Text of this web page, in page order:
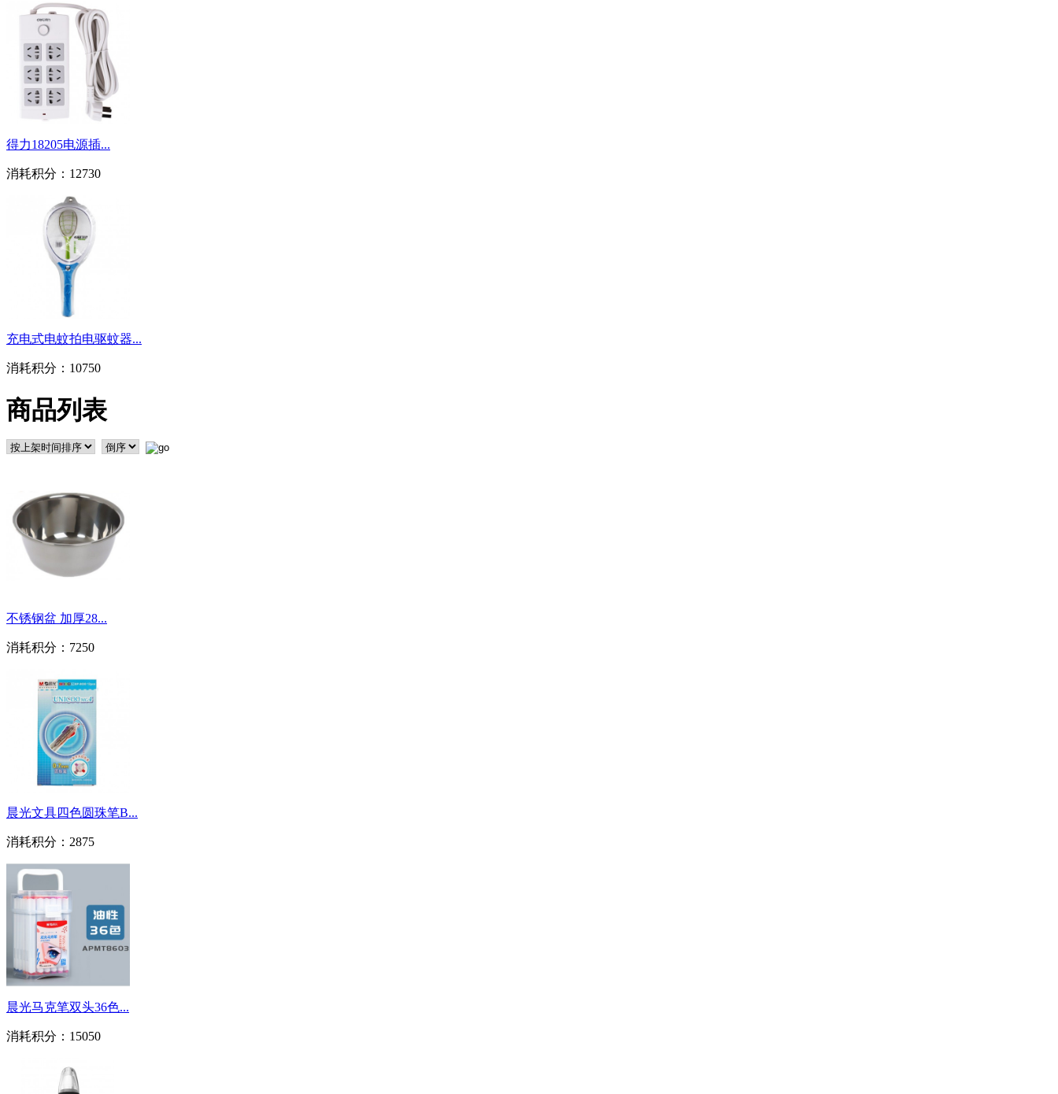
得力18205电源插...
消耗积分： 12730
充电式电蚊拍电驱蚊器...
消耗积分： 10750
商品列表
不锈钢盆 加厚28...
消耗积分： 7250
晨光文具四色圆珠笔B...
消耗积分： 2875
晨光马克笔双头36色...
消耗积分： 15050